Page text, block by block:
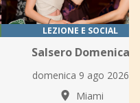
LEZIONE E SOCIAL
Salsero Domenica
domenica 9 ago 2026
Miami